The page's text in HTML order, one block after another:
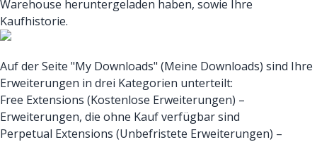
Warehouse heruntergeladen haben, sowie Ihre
Kaufhistorie.
Auf der Seite "My Downloads" (Meine Downloads) sind Ihre
Erweiterungen in drei Kategorien unterteilt:
Free Extensions (Kostenlose Erweiterungen) –
Erweiterungen, die ohne Kauf verfügbar sind
Perpetual Extensions (Unbefristete Erweiterungen) –